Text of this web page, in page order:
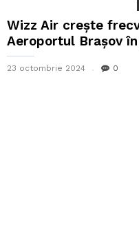
Wizz Air crește
Aeroportul Braşov
23 octombrie 2024 0